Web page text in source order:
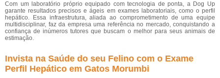
Com um laboratório próprio equipado com tecnologia de ponta, a Dog Up
garante resultados precisos e ágeis em exames laboratoriais, como o perfil
hepático. Essa infraestrutura, aliada ao comprometimento de uma equipe
multidisciplinar, faz da empresa uma referência no mercado, conquistando a
confiança de inúmeros tutores que buscam o melhor para seus animais de
estimação.
Invista na Saúde do seu Felino com o Exame
Perfil Hepático em Gatos Morumbi